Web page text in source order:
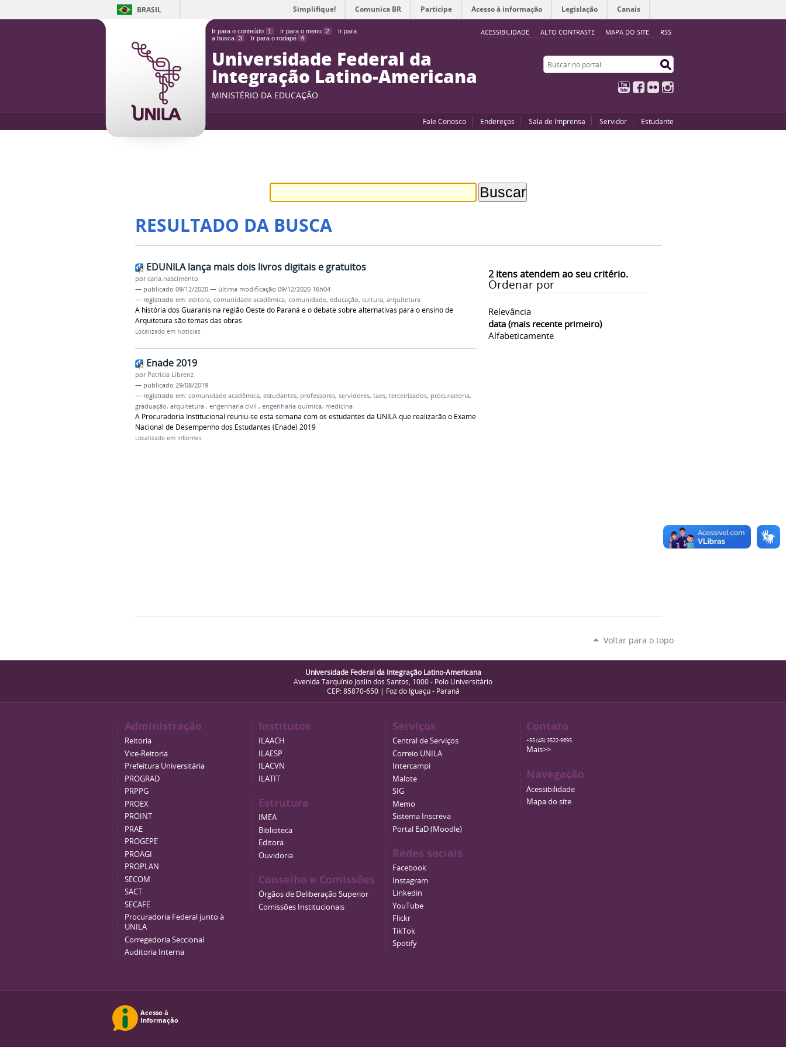
Ir para o conteúdo 1 Ir para o menu 2
Ir para
a busca 3 Ir para o rodapé 4
ACESSIBILIDADE ALTO CONTRASTE MAPA DO SITE RSS
BRASIL Simplifique! Comunica BR Participe Acesso à informação Legislação Canais
Universidade Federal da
Integração Latino-Americana
MINISTÉRIO DA EDUCAÇÃO
Buscar no portal
YouTubeFacebook
Flickr
Fale Conosco Endereços Sala de Imprensa Servidor Estudante
RESULTADO DA BUSCA
2itens atendem ao seu critério.
Ordenar por
Relevância
data (mais recente primeiro)
Alfabeticamente
EDUNILA lança mais dois livros digitais e gratuitos
porcarla.nascimento
— publicado 09/12/2020 — última modificação 09/12/2020 16h04
— registrado em: editora, comunidade acadêmica, comunidade, educação, cultura, arquitetura
A história dos Guaranis na região Oeste do Paraná e o debate sobre alternativas para o ensino de
Arquitetura são temas das obras
Localizado em Notícias
Enade 2019
por Patrícia Librenz
— publicado 29/08/2019
— registrado em: comunidade acadêmica, estudantes, professores, servidores, taes, terceirizados, procuradoria,
graduação, arquitetura , engenharia civil , engenharia química, medicina
A Procuradoria Institucional reuniu-se esta semana com os estudantes da UNILA que realizarão o Exame
Nacional de Desempenho dos Estudantes (Enade) 2019
Localizado em Informes
Voltar para o topo
Universidade Federal da Integração Latino-Americana
Avenida Tarquínio Joslin dos Santos, 1000 - Polo Universitário
CEP: 85870-650 | Foz do Iguaçu - Paraná
Administração
Reitoria
Vice-Reitoria
Prefeitura Universitária
PROGRAD
PRPPG
PROEX
PROINT
PRAE
PROGEPE
PROAGI
PROPLAN
SECOM
SACT
SECAFE
Procuradoria Federal junto à
UNILA
Corregedoria Seccional
Auditoria Interna
Institutos
ILAACH
ILAESP
ILACVN
ILATIT
Estrutura
IMEA
Biblioteca
Editora
Ouvidoria
Conselho e Comissões
Órgãos de Deliberação Superior
Comissões Institucionais
Serviços
Central de Serviços
Correio UNILA
Intercampi
Malote
SIG
Memo
Sistema Inscreva
Portal EaD (Moodle)
Redes sociais
Facebook
Instagram
Linkedin
YouTube
Flickr
TikTok
Spotify
Contato
+55 (45) 3522-9695
Mais>>
Navegação
Acessibilidade
Mapa do site